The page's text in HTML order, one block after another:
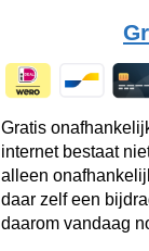
Gratis
internet bestaat
alleen
daar zelf een
daarom vandaag